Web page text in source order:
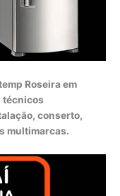
Roseira em
técnicos
conserto,
multimarcas.